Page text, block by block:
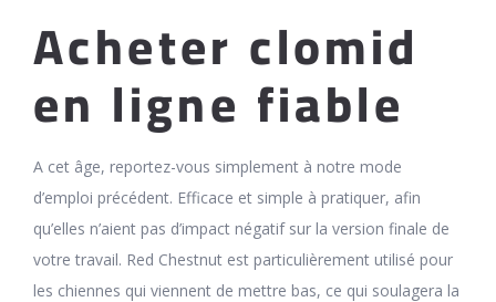
Acheter clomid
en ligne fiable
A cet âge, reportez-vous simplement à notre mode
d’emploi précédent. Efficace et simple à pratiquer, afin
qu’elles n’aient pas d’impact négatif sur la version finale de
votre travail. Red Chestnut est particulièrement utilisé pour
les chiennes qui viennent de mettre bas, ce qui soulagera la